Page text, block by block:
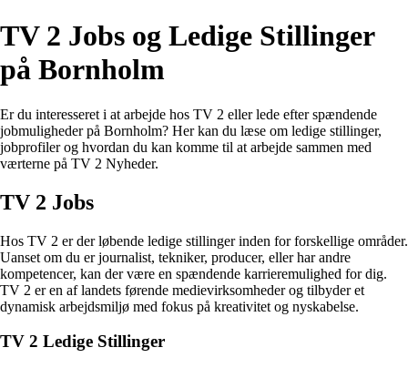
TV 2 Jobs og Ledige Stillinger
på Bornholm
Er du interesseret i at arbejde hos TV 2 eller lede efter spændende
jobmuligheder på Bornholm? Her kan du læse om ledige stillinger,
jobprofiler og hvordan du kan komme til at arbejde sammen med
værterne på TV 2 Nyheder.
TV 2 Jobs
Hos TV 2 er der løbende ledige stillinger inden for forskellige områder.
Uanset om du er journalist, tekniker, producer, eller har andre
kompetencer, kan der være en spændende karrieremulighed for dig.
TV 2 er en af landets førende medievirksomheder og tilbyder et
dynamisk arbejdsmiljø med fokus på kreativitet og nyskabelse.
TV 2 Ledige Stillinger